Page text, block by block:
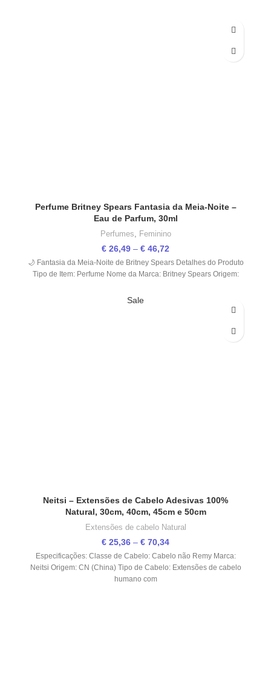
Perfume Britney Spears Fantasia da Meia-Noite –
Eau de Parfum, 30ml
Perfumes, Feminino
€ 26,49 – € 46,72
🌙 Fantasia da Meia-Noite de Britney Spears Detalhes do Produto
Tipo de Item: Perfume Nome da Marca: Britney Spears Origem:
Sale
Neitsi – Extensões de Cabelo Adesivas 100%
Natural, 30cm, 40cm, 45cm e 50cm
Extensões de cabelo Natural
€ 25,36 – € 70,34
Especificações: Classe de Cabelo: Cabelo não Remy Marca:
Neitsi Origem: CN (China) Tipo de Cabelo: Extensões de cabelo
humano com